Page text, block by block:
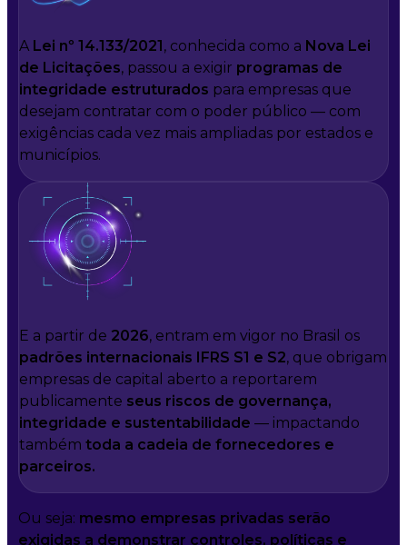
A Lei nº 14.133/2021, conhecida como a Nova Lei
de Licitações, passou a exigir programas de
integridade estruturados para empresas que
desejam contratar com o poder público — com
exigências cada vez mais ampliadas por estados e
municípios.
E a partir de 2026, entram em vigor no Brasil os
padrões internacionais IFRS S1 e S2, que obrigam
empresas de capital aberto a reportarem
publicamente seus riscos de governança,
integridade e sustentabilidade — impactando
também toda a cadeia de fornecedores e
parceiros.
Ou seja: mesmo empresas privadas serão
exigidas a demonstrar controles, políticas e